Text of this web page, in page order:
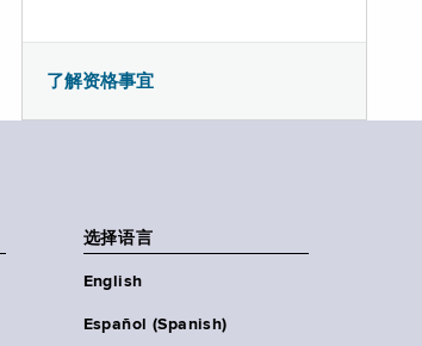
了解资格事宜
选择语言
English
Español (Spanish)